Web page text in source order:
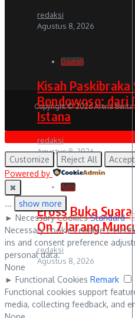
redaksi
Agustus 8, 2026
Daerah
Kisah Paskibraka
Bondowoso: dari
Istana
redaksi
Agustus 8, 2026
Artis
Eross Buka
On 7 Jarang
redaksi
Agustus 8, 2026
Copyright © 2026 Arena
Customize Reject All
Powered by
✖
...
show more
► Necessary Cookies Standard
Necessary cookies enable
ins and consent preference
personal data.
None
► Functional Cookies Remark
Functional cookies support
media, collecting feedback, and